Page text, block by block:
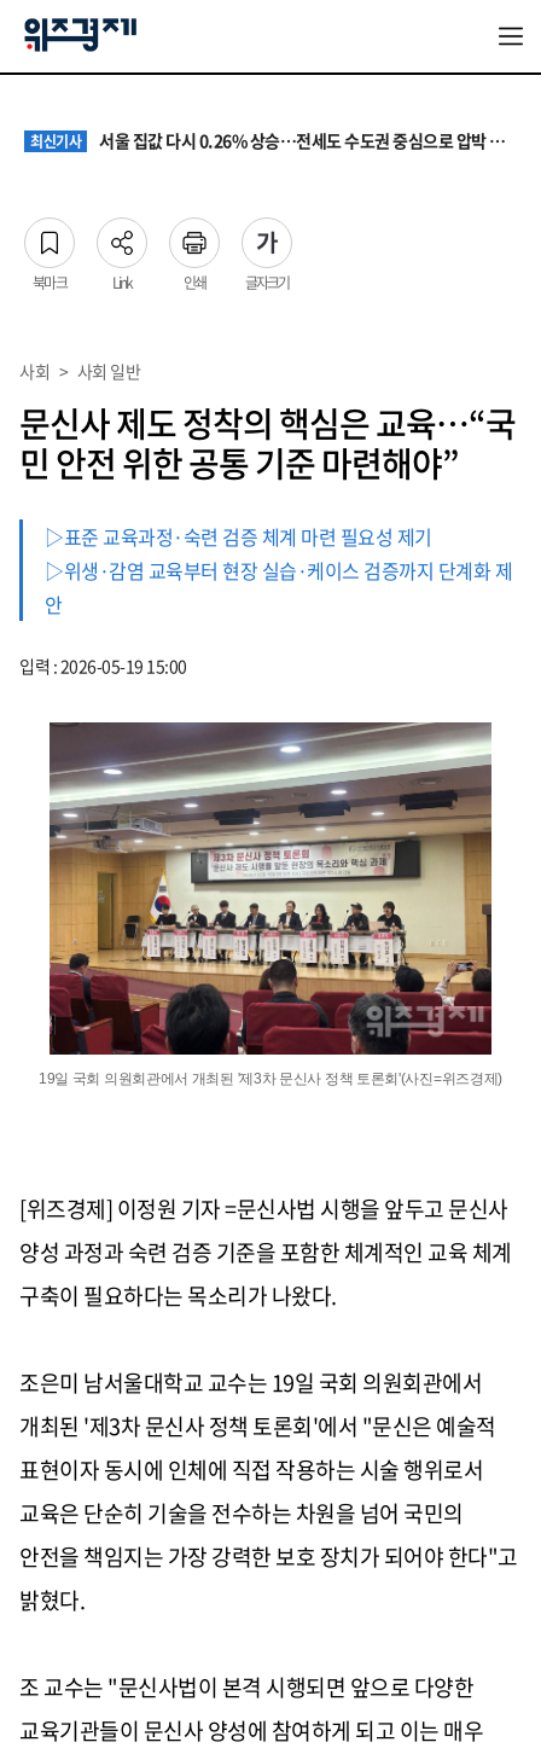
최신기사 서울 집값 다시 0.26% 상승…전세도 수도권 중심으로 압박 커져
최신기사 원·하청 교섭 갈등에 안전 지원 위축까지… 노란봉투법 불확실성 해법은
최신기사 청소년 혐오 표현, '처벌과 낙인'에서 '교양과 상식'으로
북마크 Link 인쇄 글자크기
사회 > 사회 일반
문신사 제도 정착의 핵심은 교육…“국
민 안전 위한 공통 기준 마련해야”
▷표준 교육과정·숙련 검증 체계 마련 필요성 제기
▷위생·감염 교육부터 현장 실습·케이스 검증까지 단계화 제
안
입력 : 2026-05-19 15:00
19일 국회 의원회관에서 개최된 '제3차 문신사 정책 토론회'(사진=위즈경제)
[위즈경제] 이정원 기자 =문신사법 시행을 앞두고 문신사
양성 과정과 숙련 검증 기준을 포함한 체계적인 교육 체계
구축이 필요하다는 목소리가 나왔다.
조은미 남서울대학교 교수는 19일 국회 의원회관에서
개최된 '제3차 문신사 정책 토론회'에서 "문신은 예술적
표현이자 동시에 인체에 직접 작용하는 시술 행위로서
교육은 단순히 기술을 전수하는 차원을 넘어 국민의
안전을 책임지는 가장 강력한 보호 장치가 되어야 한다"고
밝혔다.
조 교수는 "문신사법이 본격 시행되면 앞으로 다양한
교육기관들이 문신사 양성에 참여하게 되고 이는 매우